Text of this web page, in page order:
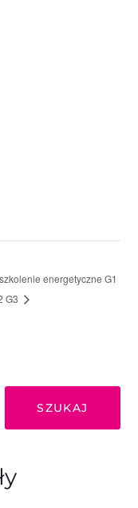
szkolenie energetyczne G1
G3
SZUKAJ